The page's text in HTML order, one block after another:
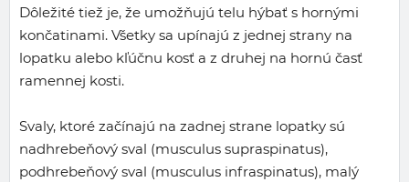
Dôležité tiež je, že umožňujú telu hýbať s hornými
končatinami. Všetky sa upínajú z jednej strany na
lopatku alebo kľúčnu kosť a z druhej na hornú časť
ramennej kosti.
Svaly, ktoré začínajú na zadnej strane lopatky sú
nadhrebeňový sval (musculus supraspinatus),
podhrebeňový sval (musculus infraspinatus), malý